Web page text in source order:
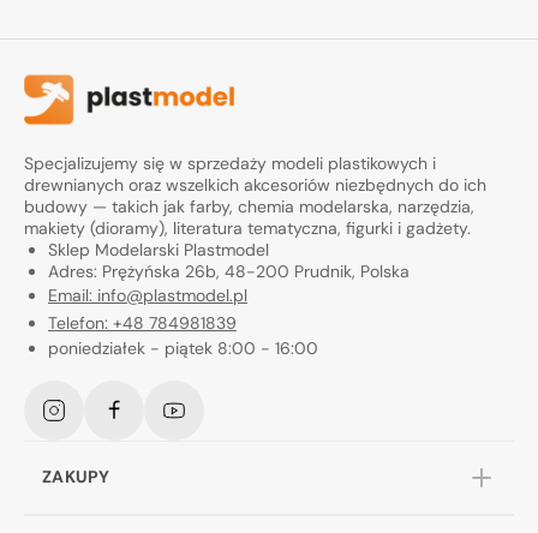
Specjalizujemy się w sprzedaży modeli plastikowych i
drewnianych oraz wszelkich akcesoriów niezbędnych do ich
budowy — takich jak farby, chemia modelarska, narzędzia,
makiety (dioramy), literatura tematyczna, figurki i gadżety.
Sklep Modelarski Plastmodel
Adres: Prężyńska 26b, 48-200 Prudnik, Polska
Email: info@plastmodel.pl
Telefon: +48 784981839
poniedziałek - piątek 8:00 - 16:00
InstagramFacebookYouTube
ZAKUPY